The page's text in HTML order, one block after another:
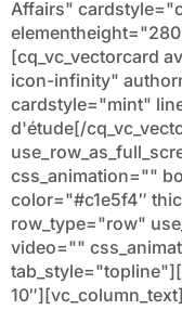
Affairs"
[cq_vc_vectorcard
icon-infinity"
cardstyle="mint"
d'étude[/
css_animation=""
color="#c1e5f4″
row_type="row"
video=""
10″][vc_column_text]